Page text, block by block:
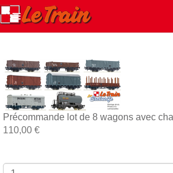
Précommande lot de 8 wagons avec
110,00 €